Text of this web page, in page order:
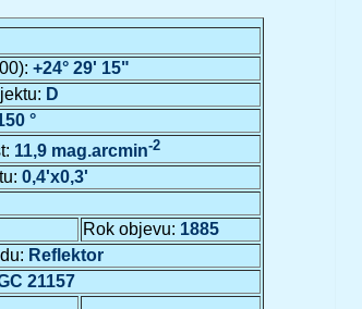
+24° 29' 15"
D
°
11,9 mag.arcmin-2
0,4'x0,3'
Rok objevu: 1885
Reflektor
21157